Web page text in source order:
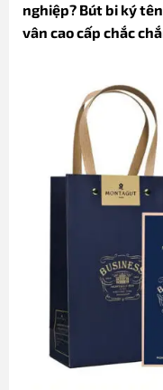
nghiệp? Bút bi ký
vân cao cấp chắc